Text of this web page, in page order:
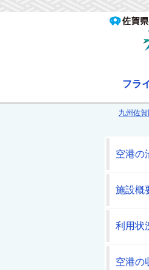
フラ
九州佐
空港の
施設概
利用状
空港の